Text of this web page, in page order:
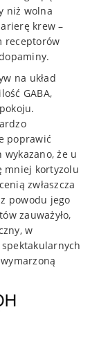
niż wolna
krew –
receptorów
na układ
GABA,
poprawić
że u
mniej kortyzolu
zwłaszcza
powodu jego
zauważyło,
w